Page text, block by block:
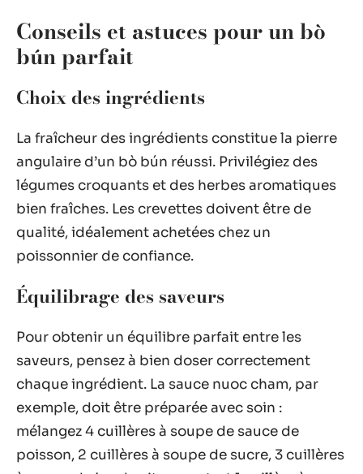
Conseils et astuces pour un bò
bún parfait
Choix des ingrédients
La fraîcheur des ingrédients constitue la pierre
angulaire d’un bò bún réussi. Privilégiez des
légumes croquants et des herbes aromatiques
bien fraîches. Les crevettes doivent être de
qualité, idéalement achetées chez un
poissonnier de confiance.
Équilibrage des saveurs
Pour obtenir un équilibre parfait entre les
saveurs, pensez à bien doser correctement
chaque ingrédient. La sauce nuoc cham, par
exemple, doit être préparée avec soin :
mélangez 4 cuillères à soupe de sauce de
poisson, 2 cuillères à soupe de sucre, 3 cuillères